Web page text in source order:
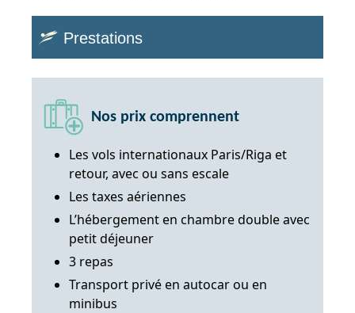
Prestations
Nos prix comprennent
Les vols internationaux Paris/Riga et
retour, avec ou sans escale
Les taxes aériennes
L’hébergement en chambre double avec
petit déjeuner
3 repas
Transport privé en autocar ou en
minibus